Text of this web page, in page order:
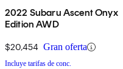
2022 Subaru Ascent Onyx
Edition AWD
$20,454 Gran oferta
Incluye tarifas de conc.